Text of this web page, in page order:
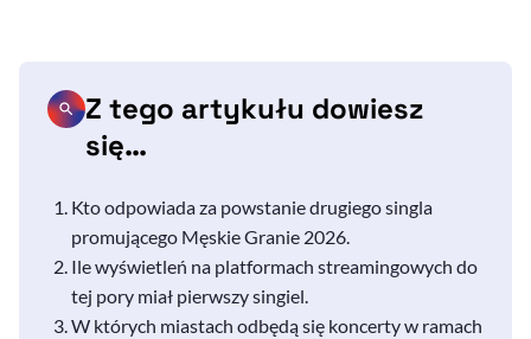
Z tego artykułu dowiesz
się…
Kto odpowiada za powstanie drugiego singla
promującego Męskie Granie 2026.
Ile wyświetleń na platformach streamingowych do
tej pory miał pierwszy singiel.
W których miastach odbędą się koncerty w ramach